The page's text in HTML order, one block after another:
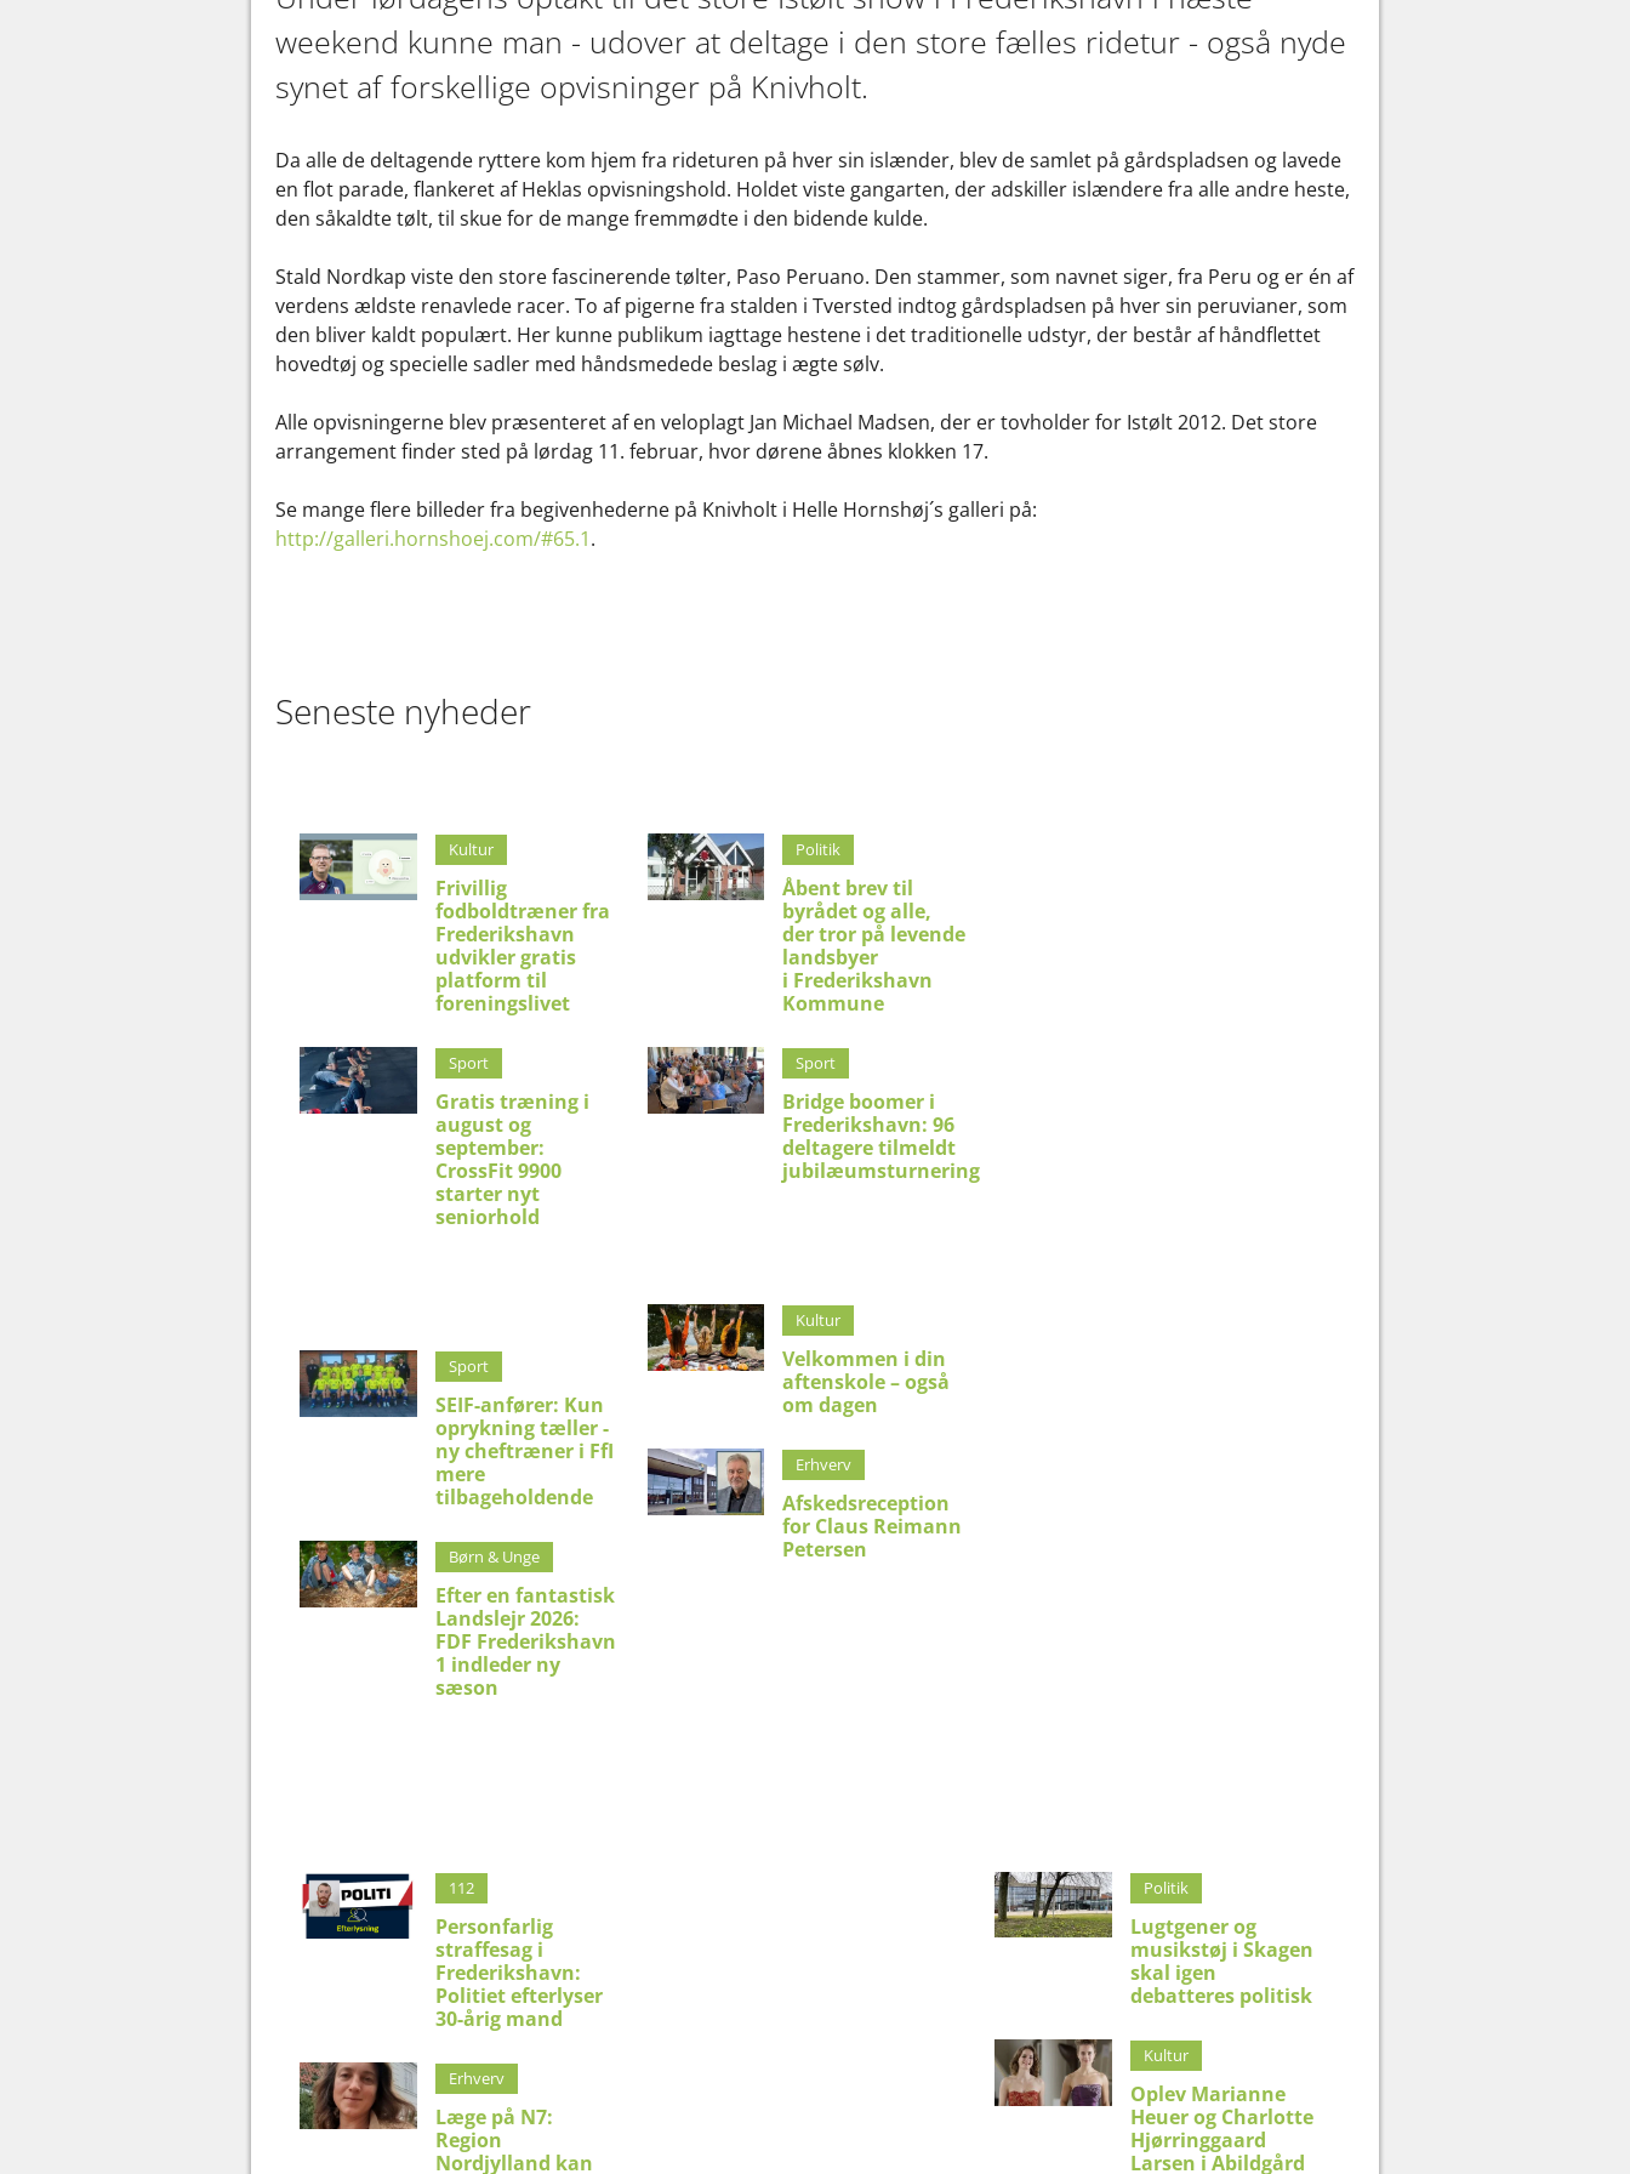
weekend kunne man - udover at deltage i den store fælles ridetur - også nyde
synet af forskellige opvisninger på Knivholt.
Da alle de deltagende ryttere kom hjem fra rideturen på hver sin islænder, blev de samlet på gårdspladsen og lavede
en flot parade, flankeret af Heklas opvisningshold. Holdet viste gangarten, der adskiller islændere fra alle andre heste,
den såkaldte tølt, til skue for de mange fremmødte i den bidende kulde.
Stald Nordkap viste den store fascinerende tølter, Paso Peruano. Den stammer, som navnet siger, fra Peru og er én af
verdens ældste renavlede racer. To af pigerne fra stalden i Tversted indtog gårdspladsen på hver sin peruvianer, som
den bliver kaldt populært. Her kunne publikum iagttage hestene i det traditionelle udstyr, der består af håndflettet
hovedtøj og specielle sadler med håndsmedede beslag i ægte sølv.
Alle opvisningerne blev præsenteret af en veloplagt Jan Michael Madsen, der er tovholder for Istølt 2012. Det store
arrangement finder sted på lørdag 11. februar, hvor dørene åbnes klokken 17.
Se mange flere billeder fra begivenhederne på Knivholt i Helle Hornshøj´s galleri på:
http://galleri.hornshoej.com/#65.1.
Seneste nyheder
Kultur
Frivillig
fodboldtræner fra
Frederikshavn
udvikler gratis
platform til
foreningslivet
Sport
Gratis træning i
august og
september:
CrossFit 9900
starter nyt
seniorhold
Sport
SEIF-anfører: Kun
oprykning tæller -
ny cheftræner i FfI
mere
tilbageholdende
Børn & Unge
Efter en fantastisk
Landslejr 2026:
FDF Frederikshavn
1 indleder ny
sæson
Politik
Åbent brev til
byrådet og alle,
der tror på levende
landsbyer
i Frederikshavn
Kommune
Sport
Bridge boomer i
Frederikshavn: 96
deltagere tilmeldt
jubilæumsturnering
Kultur
Velkommen i din
aftenskole – også
om dagen
Erhverv
Afskedsreception
for Claus Reimann
Petersen
112
Personfarlig
straffesag i
Frederikshavn:
Politiet efterlyser
30-årig mand
Erhverv
Læge på N7:
Region
Nordjylland kan
Politik
Lugtgener og
musikstøj i Skagen
skal igen
debatteres politisk
Kultur
Oplev Marianne
Heuer og Charlotte
Hjørringgaard
Larsen i Abildgård